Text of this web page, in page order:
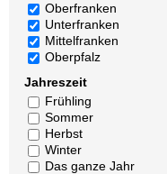
Oberfranken
Unterfranken
Mittelfranken
Oberpfalz
Jahreszeit
Frühling
Sommer
Herbst
Winter
Das ganze Jahr